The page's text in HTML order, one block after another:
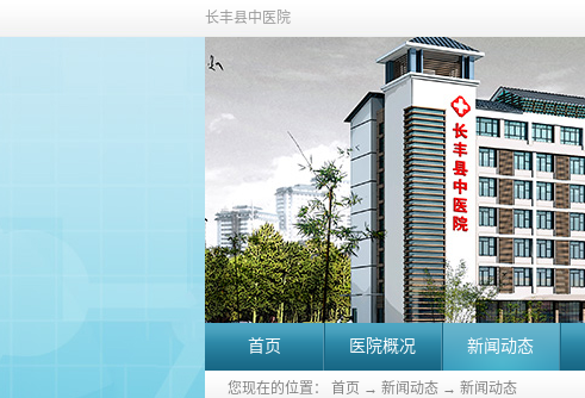
长丰县中医院
首页 医院概况 新闻动态
您现在的位置： 首页 → 新闻动态 → 新闻动态